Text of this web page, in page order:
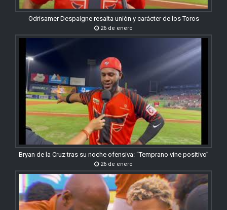
Odrisamer Despaigne resalta unión y carácter de los Toros
26 de enero
Bryan de la Cruz tras su noche ofensiva: “Temprano vine positivo”
26 de enero